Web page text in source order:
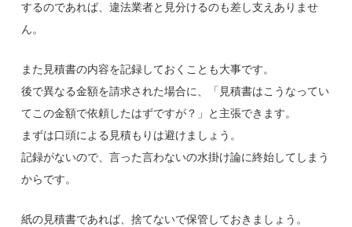
するのであれば、違法業者と見分けるのも差し支えありませ
ん。
また見積書の内容を記録しておくことも大事です。
後で異なる金額を請求された場合に、「見積書はこうなってい
てこの金額で依頼したはずですが？」と主張できます。
まずは口頭による見積もりは避けましょう。
記録がないので、言った言わないの水掛け論に終始してしまう
からです。
紙の見積書であれば、捨てないで保管しておきましょう。